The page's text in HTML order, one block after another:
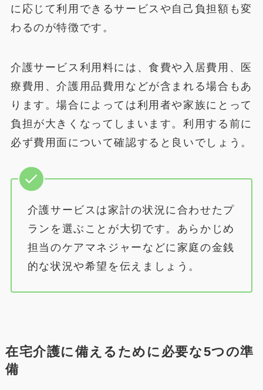
に応じて利用できるサービスや自己負担額も変
わるのが特徴です。
介護サービス利用料には、食費や入居費用、医
療費用、介護用品費用などが含まれる場合もあ
ります。場合によっては利用者や家族にとって
負担が大きくなってしまいます。利用する前に
必ず費用面について確認すると良いでしょう。
介護サービスは家計の状況に合わせたプ
ランを選ぶことが大切です。あらかじめ
担当のケアマネジャーなどに家庭の金銭
的な状況や希望を伝えましょう。
在宅介護に備えるために必要な5つの準
備